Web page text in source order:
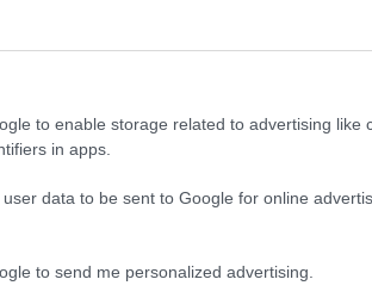
to enable storage related to advertising like
in apps.
data to be sent to Google for online
to send me personalized advertising.
κοινό
στις κινητοποιήσεις
συνδέεται με τηνποιότητα των